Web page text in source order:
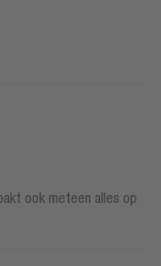
ook meteen alles op